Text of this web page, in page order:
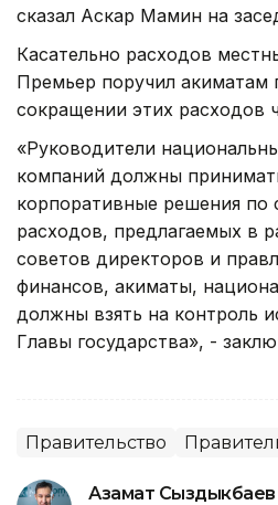
сказал Аскар Мамин на
Касательно расходов
Премьер поручил акиматам
сокращении этих расходов
«Руководители
компаний должны
корпоративные решения по
расходов, предлагаемых в
советов директоров и
финансов, акиматы,
должны взять на контроль
Главы государства», -
Правительство
Азамат Сыздыкбаев